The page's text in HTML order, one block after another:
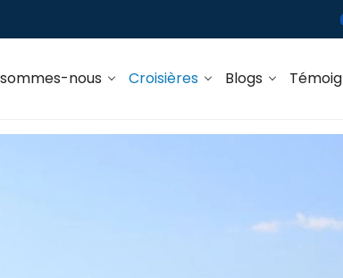
nous Croisières Blogs